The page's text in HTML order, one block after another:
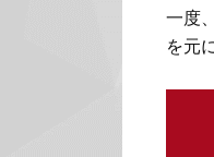
一度
を元